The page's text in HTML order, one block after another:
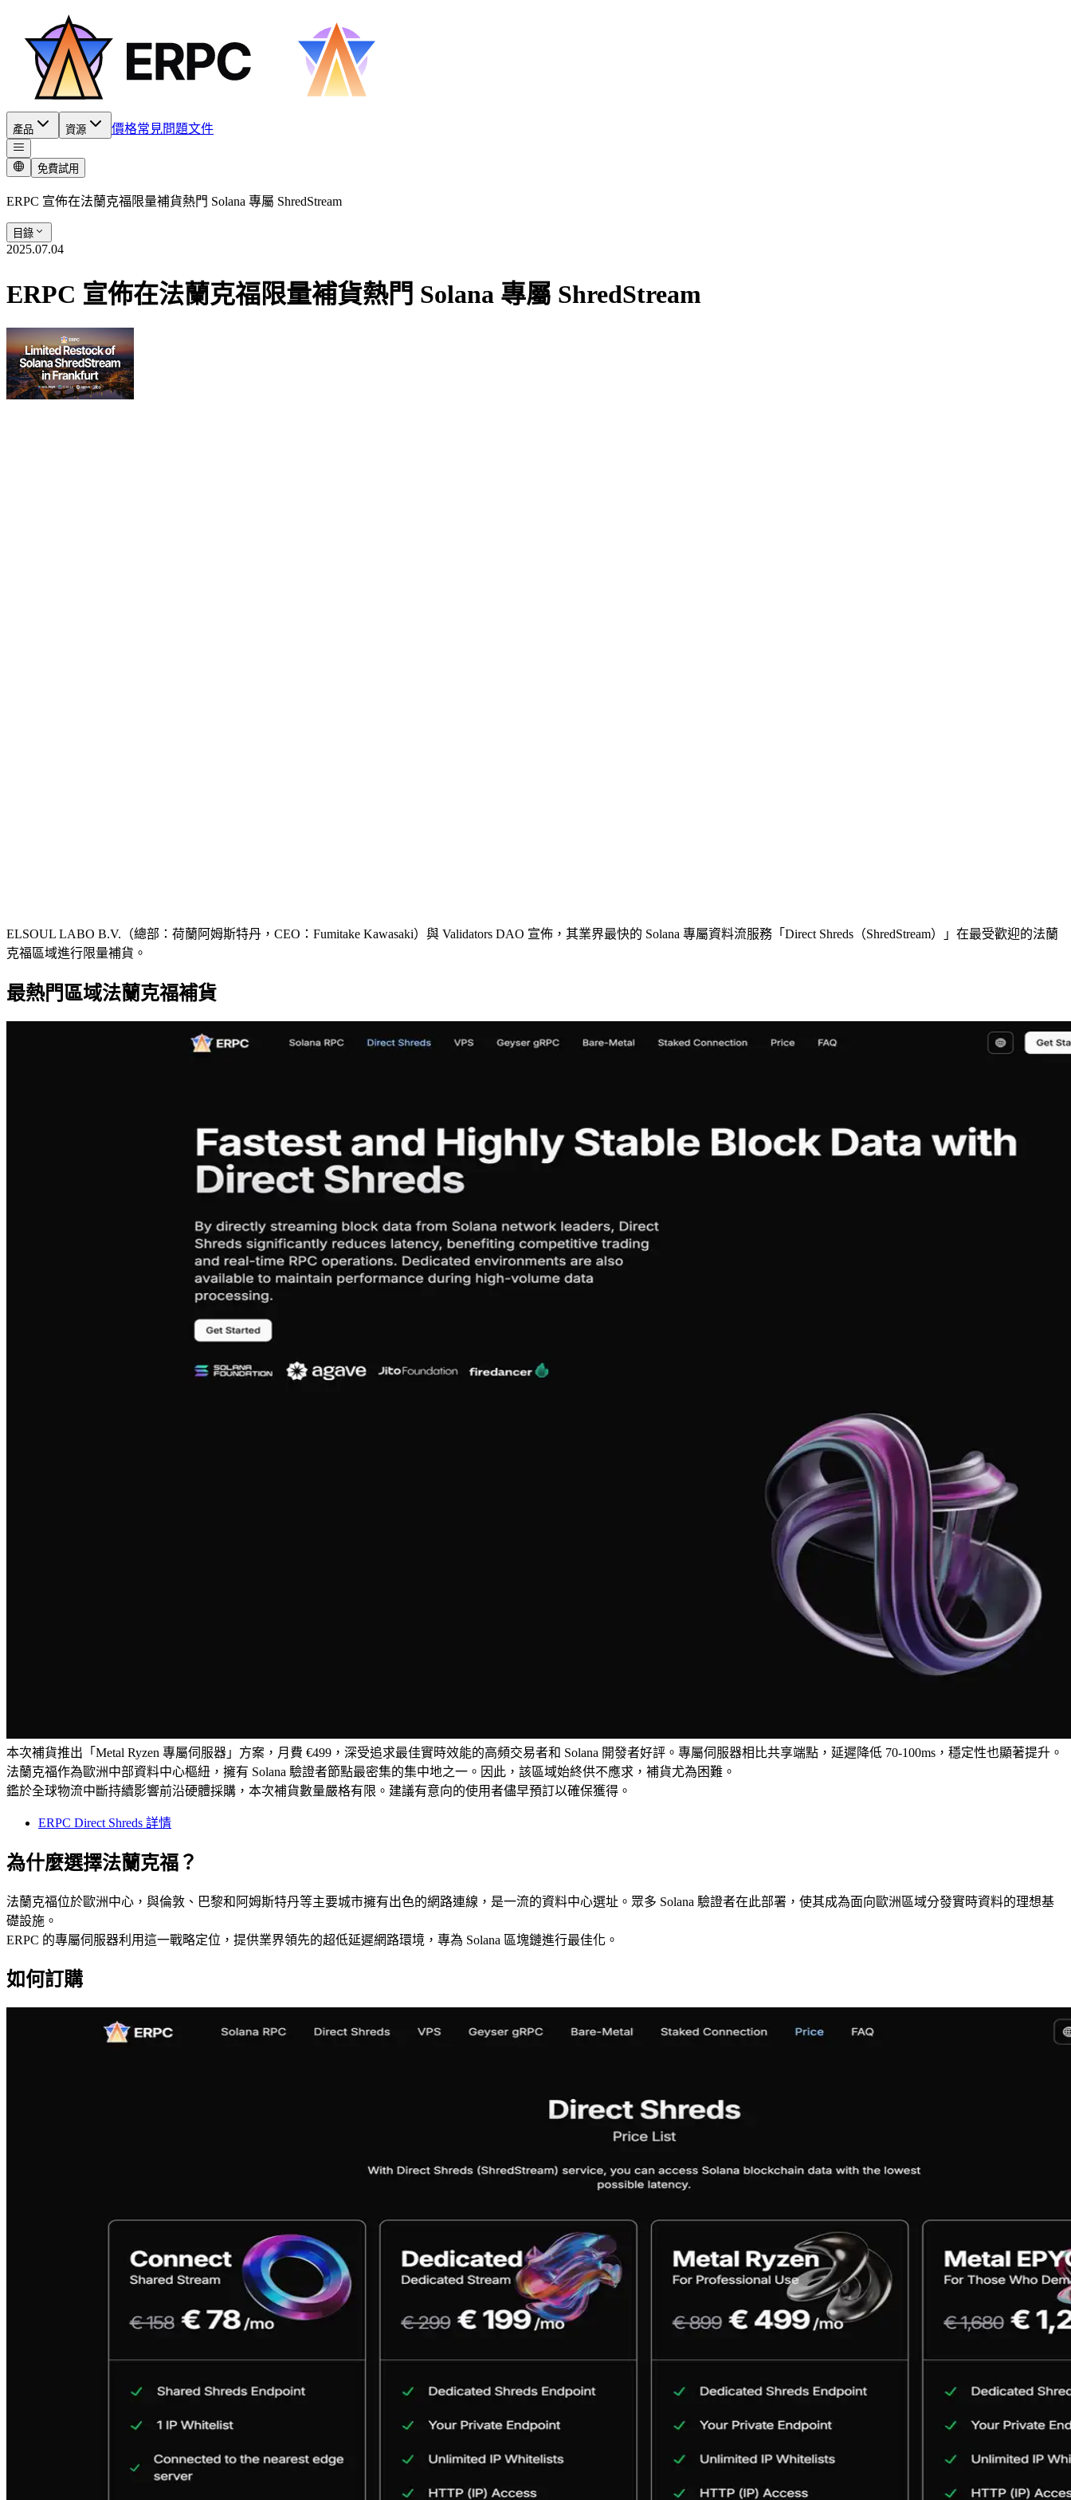
產品 資源 價格常見問題文件
免費試用
ERPC 宣佈在法蘭克福限量補貨熱門 Solana 專屬 ShredStream
目錄
2025.07.04
ERPC 宣佈在法蘭克福限量補貨熱門 Solana 專屬 ShredStream
ELSOUL LABO B.V.（總部：荷蘭阿姆斯特丹，CEO：Fumitake Kawasaki）與 Validators DAO 宣佈，其業界最快的 Solana 專屬資料流服務「Direct Shreds（ShredStream）」在最受歡迎的法蘭
克福區域進行限量補貨。
最熱門區域法蘭克福補貨
本次補貨推出「Metal Ryzen 專屬伺服器」方案，月費 €499，深受追求最佳實時效能的高頻交易者和 Solana 開發者好評。專屬伺服器相比共享端點，延遲降低 70-100ms，穩定性也顯著提升。
法蘭克福作為歐洲中部資料中心樞紐，擁有 Solana 驗證者節點最密集的集中地之一。因此，該區域始終供不應求，補貨尤為困難。
鑑於全球物流中斷持續影響前沿硬體採購，本次補貨數量嚴格有限。建議有意向的使用者儘早預訂以確保獲得。
ERPC Direct Shreds 詳情
為什麼選擇法蘭克福？
法蘭克福位於歐洲中心，與倫敦、巴黎和阿姆斯特丹等主要城市擁有出色的網路連線，是一流的資料中心選址。眾多 Solana 驗證者在此部署，使其成為面向歐洲區域分發實時資料的理想基
礎設施。
ERPC 的專屬伺服器利用這一戰略定位，提供業界領先的超低延遲網路環境，專為 Solana 區塊鏈進行最佳化。
如何訂購